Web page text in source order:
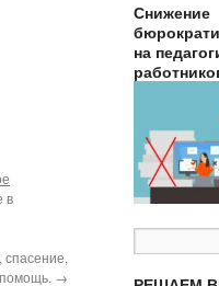
в
помощь. →
Снижение
на